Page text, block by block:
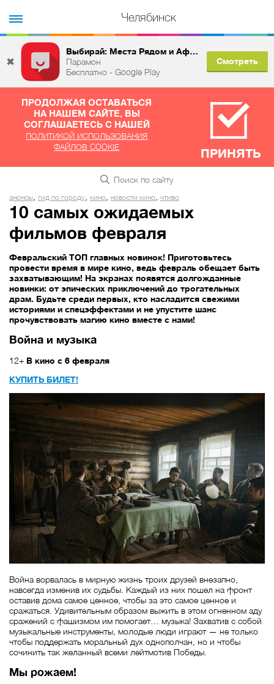
✖
Выбирай: Места Рядом и Афиша
Парамон
Бесплатно - Google Play
Смотреть
ПРОДОЛЖАЯ ОСТАВАТЬСЯ
НА НАШЕМ САЙТЕ, ВЫ
СОГЛАШАЕТЕСЬ С НАШЕЙ
ПОЛИТИКОЙ ИСПОЛЬЗОВАНИЯ
ФАЙЛОВ COOKIE
ПРИНЯТЬ
Челябинск
анонсы гид по городу кино новости кино чтиво
10 самых ожидаемых
фильмов февраля
Февральский ТОП главных новинок! Приготовьтесь
провести время в мире кино, ведь февраль обещает быть
захватывающим! На экранах появятся долгожданные
новинки: от эпических приключений до трогательных
драм. Будьте среди первых, кто насладится свежими
историями и спецэффектами и не упустите шанс
прочувствовать магию кино вместе с нами!
Война и музыка
12+ В кино с 6 февраля
КУПИТЬ БИЛЕТ!
Война ворвалась в мирную жизнь троих друзей внезапно,
навсегда изменив их судьбы. Каждый из них пошел на фронт
оставив дома самое ценное, чтобы за это самое ценное и
сражаться. Удивительным образом выжить в этом огненном аду
сражений с фашизмом им помогает… музыка! Захватив с собой
музыкальные инструменты, молодые люди играют — не только
чтобы поддержать моральный дух однополчан, но и чтобы
сочинить так желанный всеми лейтмотив Победы.
Мы рожаем!